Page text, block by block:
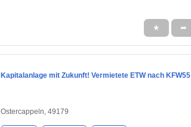
★ ➦
Kapitalanlage mit Zukunft! Vermietete ETW nach KFW55
Ostercappeln, 49179